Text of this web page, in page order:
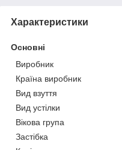
Характеристики
Основні
Виробник
Країна виробник
Вид взуття
Вид устілки
Вікова група
Застібка